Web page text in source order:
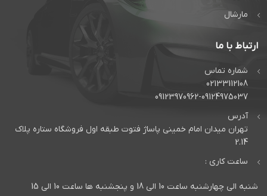
مارشال
ارتباط با ما
شماره تماس
02133112108
09123970962-09124975037
آدرس
تهران میدان امام خمینی پاساژ فتوت طبقه اول فروشگاه ستاره پلاک
2.14
ساعت کاری :
شنبه الی چهارشنبه ساعت 10 الی 18 و پنجشنبه ها ساعت 10 الی 15